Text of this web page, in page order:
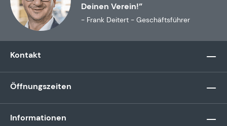
Deinen Verein!”
- Frank Deitert - Geschäftsführer
Kontakt
Öffnungszeiten
Informationen